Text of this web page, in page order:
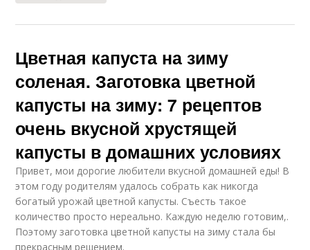
сердечками
квашеной капусты
Капуста в банке Домашние блюда
Капуста в томатной
заливке
Капусты для засолки
Цветная капуста на зиму
соленая. Заготовка цветной
капусты на зиму: 7 рецептов
очень вкусной хрустящей
капусты в домашних условиях
Привет, мои дорогие любители вкусной домашней еды! В
этом году родителям удалось собрать как никогда
богатый урожай цветной капусты. Съесть такое
количество просто нереально. Каждую неделю готовим,.
Поэтому заготовка цветной капусты на зиму стала бы
прекрасным решением.